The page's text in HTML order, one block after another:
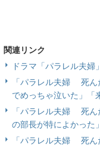
関連リンク
ドラマ「パラレル夫
「パラレル夫婦 死ん
でめっちゃ泣いた」「
「パラレル夫婦 死ん
の部長が特によかった」
「パラレル夫婦 死ん